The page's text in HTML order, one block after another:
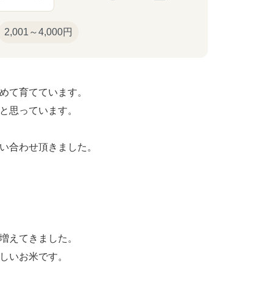
2,001～4,000円
て育てています。
思っています。
合わせ頂きました。
えてきました。
いお米です。